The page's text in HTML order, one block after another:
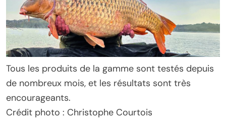
Tous les produits de la gamme sont testés depuis
de nombreux mois, et les résultats sont très
encourageants.
Crédit photo : Christophe Courtois